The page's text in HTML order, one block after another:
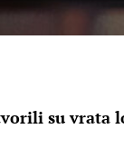
su vrata